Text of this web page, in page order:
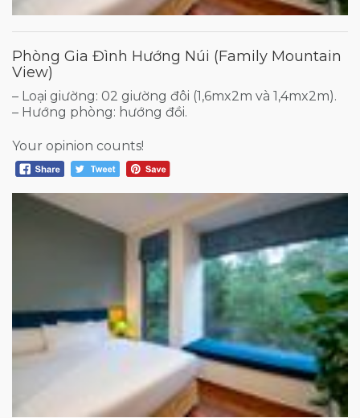
Phòng Gia Đình Hướng Núi (Family Mountain
View)
– Loại giường: 02 giường đôi (1,6mx2m và 1,4mx2m).
– Hướng phòng: hướng đồi.
Your opinion counts!